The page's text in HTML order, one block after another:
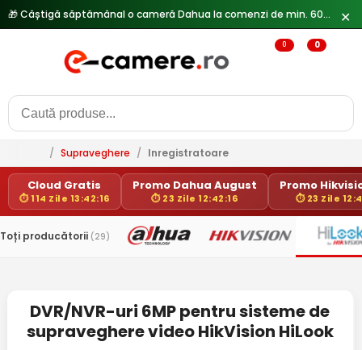
🎁 Câștigă săptămânal o cameră Dahua la comenzi de min. 600 lei — ✕
0 0
/ Supraveghere / Inregistratoare
Cloud Gratis
⏱ 114 Zile 13:42:16
Promo Dahua August
⏱ 23 Zile 12:42:16
Promo
⏱ 23 Zile
Toți producătorii (29)
DVR/NVR-uri 6MP pentru sisteme de
supraveghere video HikVision HiLook